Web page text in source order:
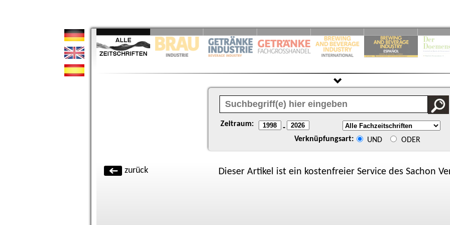
Zeitraum: -
Verknüpfungsart: UND ODER
zurück Dieser Artikel ist ein kostenfreier Service des Sachon